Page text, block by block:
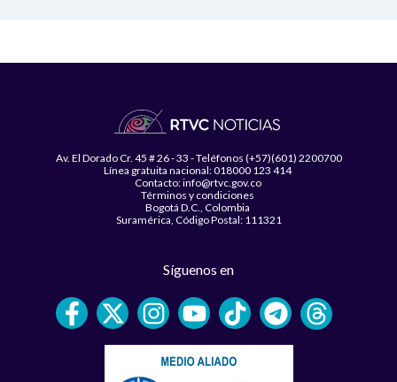
Av. El Dorado Cr. 45 # 26 - 33 - Teléfonos (+57)(601) 2200700
Línea gratuita nacional: 018000 123 414
Contacto: info@rtvc.gov.co
Términos y condiciones
Bogotá D.C., Colombia
Suramérica, Código Postal: 111321
Síguenos en